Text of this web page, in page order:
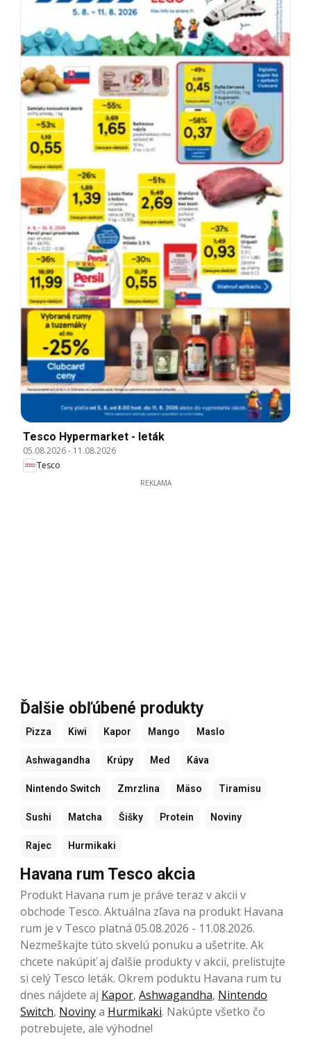
Tesco Hypermarket - leták
05.08.2026- 11.08.2026
Tesco
REKLAMA
Ďalšie obľúbené produkty
Pizza Kiwi Kapor Mango Maslo
Ashwagandha Krúpy Med Káva
Nintendo Switch Zmrzlina Mäso Tiramisu
Sushi Matcha Šišky Protein Noviny
Rajec Hurmikaki
Havana rum Tesco akcia
Produkt Havana rum je práve teraz v akcii v
obchode Tesco. Aktuálna zľava na produkt Havana
rum je v Tesco platná 05.08.2026 - 11.08.2026.
Nezmeškajte túto skvelú ponuku a ušetrite. Ak
chcete nakúpiť aj ďalšie produkty v akcii, prelistujte
si celý Tesco leták. Okrem poduktu Havana rum tu
dnes nájdete aj Kapor, Ashwagandha, Nintendo
Switch, Novinya Hurmikaki. Nakúpte všetko čo
potrebujete, ale výhodne!